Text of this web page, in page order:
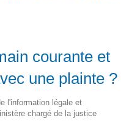
courante et
une plainte ?
l'information légale et
chargé de la justice